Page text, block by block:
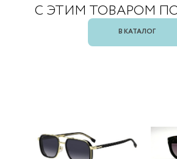
С ЭТИМ ТОВАРОМ
В КАТАЛОГ